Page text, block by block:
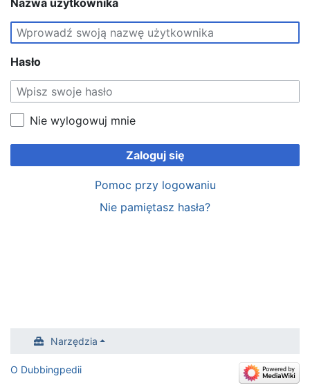
Skocz do:nawigacja,
Nazwa użytkownika
Hasło
Nie wylogowuj mnie
Zaloguj się
Pomoc przy logowaniu
Nie pamiętasz hasła?
Narzędzia
O Dubbingpedii